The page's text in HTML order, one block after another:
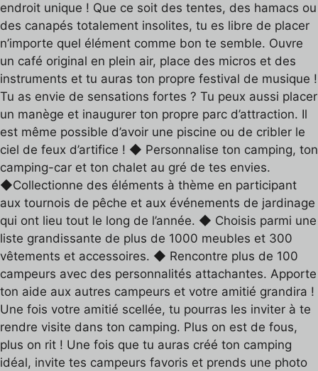
endroit unique ! Que ce soit des tentes, des hamacs ou
des canapés totalement insolites, tu es libre de placer
n’importe quel élément comme bon te semble. Ouvre
un café original en plein air, place des micros et des
instruments et tu auras ton propre festival de musique !
Tu as envie de sensations fortes ? Tu peux aussi placer
un manège et inaugurer ton propre parc d’attraction. Il
est même possible d’avoir une piscine ou de cribler le
ciel de feux d’artifice ! ◆ Personnalise ton camping, ton
camping-car et ton chalet au gré de tes envies.
◆Collectionne des éléments à thème en participant
aux tournois de pêche et aux événements de jardinage
qui ont lieu tout le long de l’année. ◆ Choisis parmi une
liste grandissante de plus de 1000 meubles et 300
vêtements et accessoires. ◆ Rencontre plus de 100
campeurs avec des personnalités attachantes. Apporte
ton aide aux autres campeurs et votre amitié grandira !
Une fois votre amitié scellée, tu pourras les inviter à te
rendre visite dans ton camping. Plus on est de fous,
plus on rit ! Une fois que tu auras créé ton camping
idéal, invite tes campeurs favoris et prends une photo